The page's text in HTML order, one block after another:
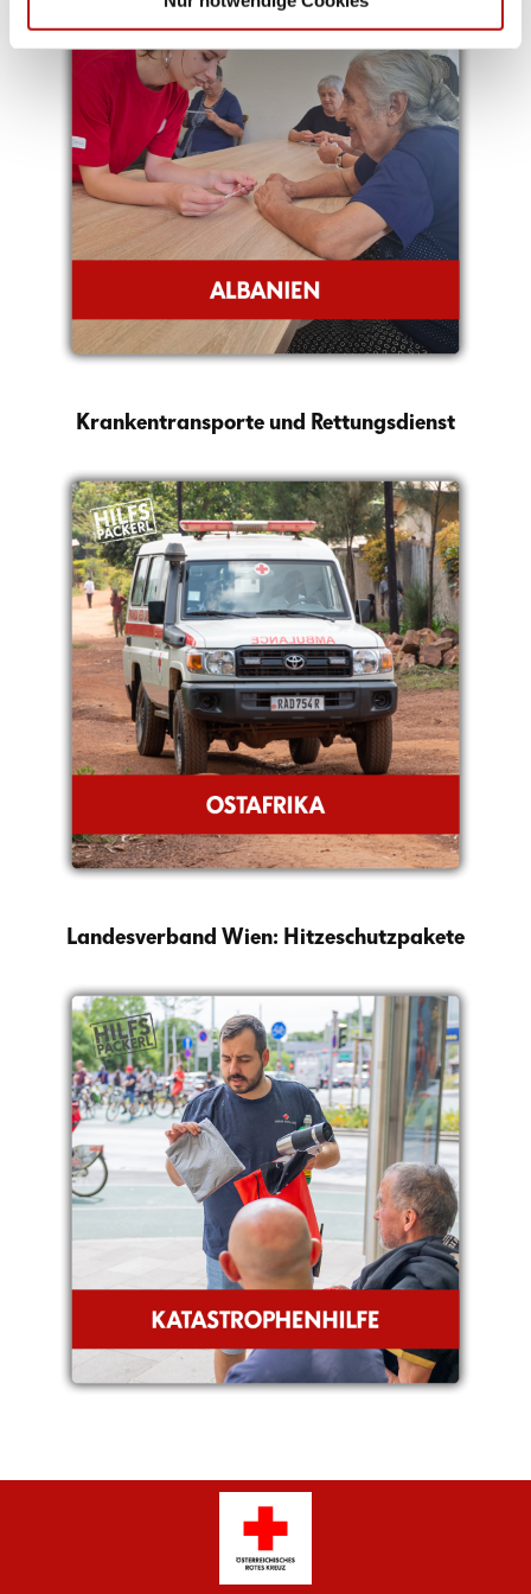
Krankentransporte und Rettungsdienst
Landesverband Wien: Hitzeschutzpakete